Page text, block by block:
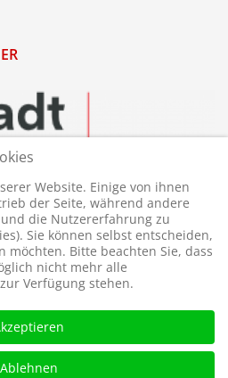
Website. Einige von ihnen
der Seite, während andere
die Nutzererfahrung zu
Sie können selbst entscheiden,
möchten. Bitte beachten Sie, dass
nicht mehr alle
Verfügung stehen.
Ablehnen